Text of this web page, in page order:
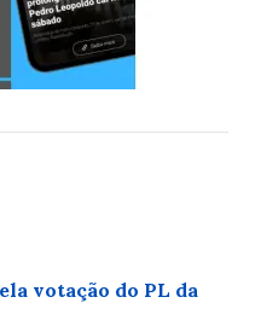
votação do PL da